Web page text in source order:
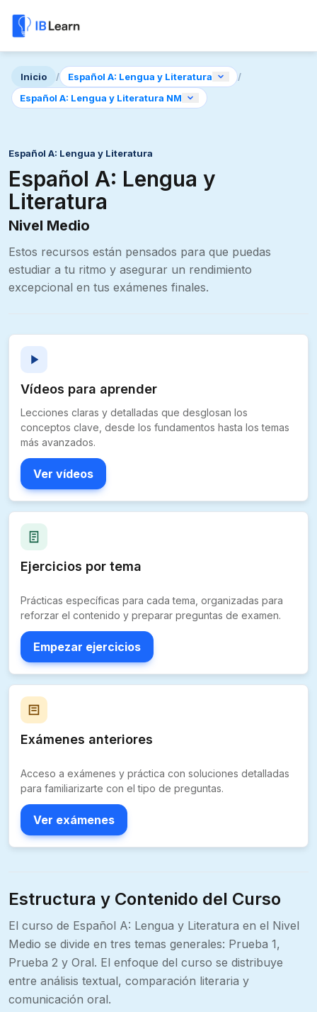
Inicio / Español A: Lengua y Literatura
/
Español A: Lengua y Literatura NM
Español A: Lengua y Literatura
Español A: Lengua y
Literatura
Nivel Medio
Estos recursos están pensados para que puedas
estudiar a tu ritmo y asegurar un rendimiento
excepcional en tus exámenes finales.
Vídeos para aprender
Lecciones claras y detalladas que desglosan los
conceptos clave, desde los fundamentos hasta los temas
más avanzados.
Ver vídeos
Ejercicios por tema
Prácticas específicas para cada tema, organizadas para
reforzar el contenido y preparar preguntas de examen.
Empezar ejercicios
Exámenes anteriores
Acceso a exámenes y práctica con soluciones detalladas
para familiarizarte con el tipo de preguntas.
Ver exámenes
Estructura y Contenido del Curso
El curso de Español A: Lengua y Literatura en el Nivel
Medio se divide en tres temas generales: Prueba 1,
Prueba 2 y Oral. El enfoque del curso se distribuye
entre análisis textual, comparación literaria y
comunicación oral.